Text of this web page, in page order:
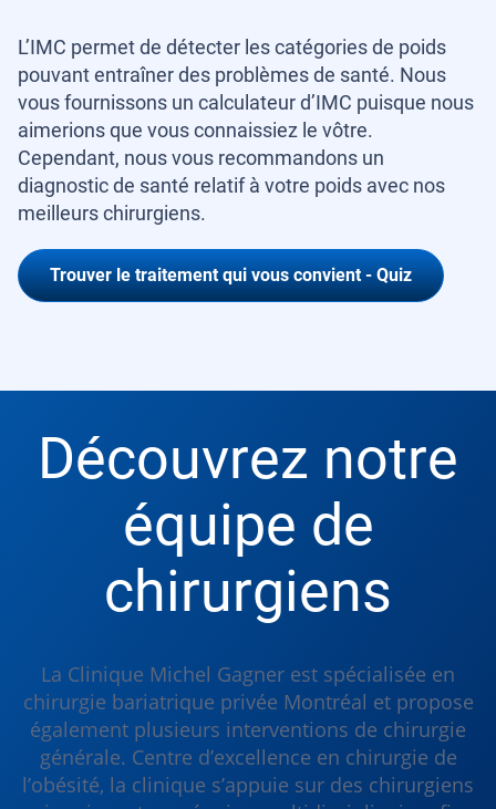
L’IMC permet de détecter les catégories de poids
pouvant entraîner des problèmes de santé. Nous
vous fournissons un calculateur d’IMC puisque nous
aimerions que vous connaissiez le vôtre.
Cependant, nous vous recommandons un
diagnostic de santé relatif à votre poids avec nos
meilleurs chirurgiens.
Trouver le traitement qui vous convient - Quiz
Découvrez notre
équipe de
chirurgiens
La Clinique Michel Gagner est spécialisée en
chirurgie bariatrique privée Montréal et propose
également plusieurs interventions de chirurgie
générale. Centre d’excellence en chirurgie de
l’obésité, la clinique s’appuie sur des chirurgiens